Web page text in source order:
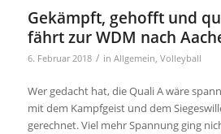
Gekämpft, gehofft und
fährt zur WDM nach
6. Februar 2018 / in Allgemein, Volleyball
Wer gedacht hat, die Quali A wäre
mit dem Kampfgeist und dem
gerechnet. Viel mehr Spannung ging